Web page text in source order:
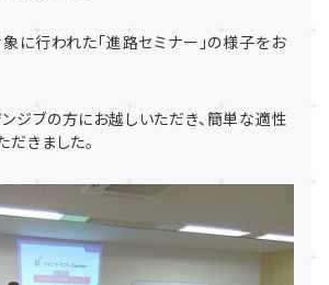
に行われた「進路セミナー」の様子をお
ジブの方にお越しいただき、簡単な適性
きました。